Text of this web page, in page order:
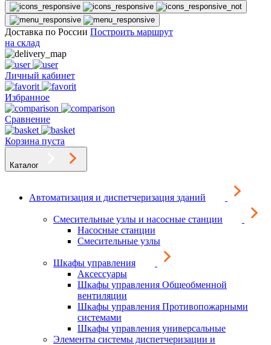
Доставка по России Построить маршрут
на склад
Личный кабинет
Избранное
Сравнение
Корзина пуста
Каталог
Автоматизация и диспетчеризация зданий
Смесительные узлы и насосные станции
Насосные станции
Смесительные узлы
Шкафы управления
Аксессуары
Шкафы управления Общеобменной
вентиляции
Шкафы управления Противопожарными
системами
Шкафы управления универсальные
Элементы системы диспетчеризации и